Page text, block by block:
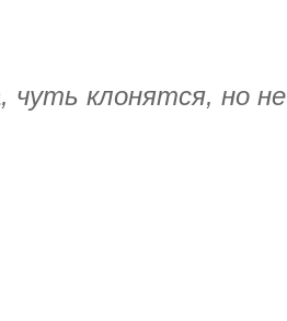
клонятся, но не